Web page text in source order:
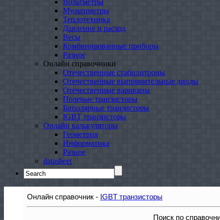
Вольтметры
Мультиметры
Теплотехника
Давление и расход
Весы
Комбинированные приборы
Разное
Онлайн справочники
Отечественные стабилитроны
Отечественные выпрямительные диоды
Отечественные варикапы
Полевые транзисторы
Биполярные транзисторы
IGBT транзисторы
Онлайн калькуляторы
Геометрия
Информатика
Разное
datasheet
Search
for:
Онлайн справочник - IGBT транзисторы
Поиск по